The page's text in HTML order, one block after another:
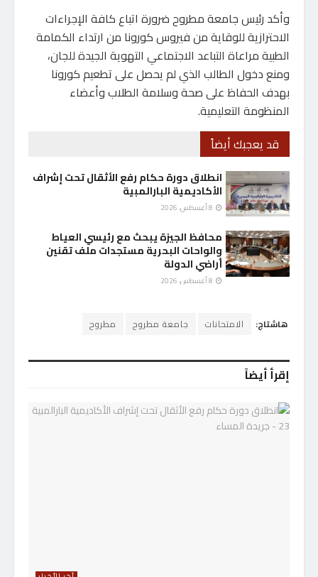
وأكد رئيس جامعة مطروح ضرورة اتباع كافة الإجراءات
الاحترازية للوقاية من فيروس كورونا من ارتداء الكمامة
الطبية مراعاة التباعد الاجتماعي التهوية الجيدة للجان،
ومنع دخول الطالب الذي لم يحصل على تطعيم كورونا
بهدف الحفاظ على صحة وسلامة الطلاب وأعضاء
المنظومة التعليمية.
قد يعجبك أيضاً
انطلاق دورة حكام رفع الأثقال تحت إشراف
الأكاديمية البارالمبية
محافظ الجيزة يبحث مع رئيسي العياط
والواحات البحرية مستجدات ملف تقنين
أراضي الدولة
هاشتاج: الامتحانات جامعة مطروح مطروح
إقرأ أيضاً